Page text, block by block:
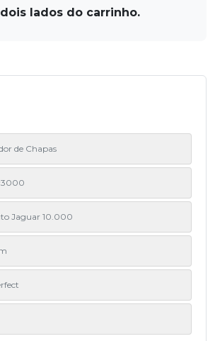
lados do carrinho.
de Chapas
Jaguar 10.000